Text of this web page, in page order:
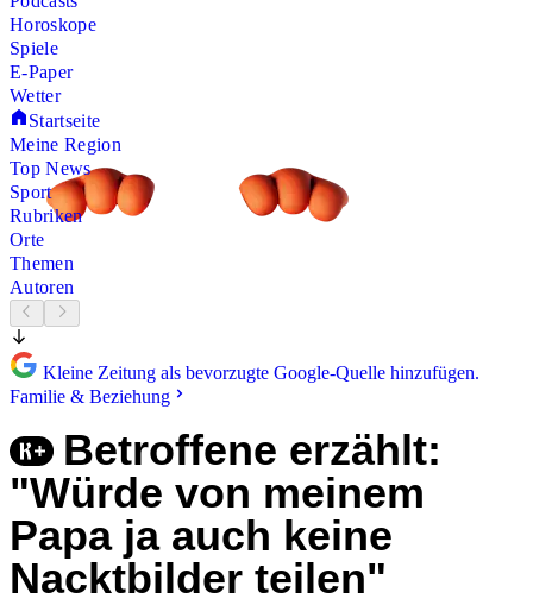
Horoskope
Spiele
E-Paper
Wetter
Startseite
Meine Region
Top News
Sport
Rubriken
Orte
Themen
Autoren
Kleine Zeitung als bevorzugte Google-Quelle hinzufügen.
Familie & Beziehung
Betroffene erzählt:
"Würde von meinem
Papa ja auch keine
Nacktbilder teilen"